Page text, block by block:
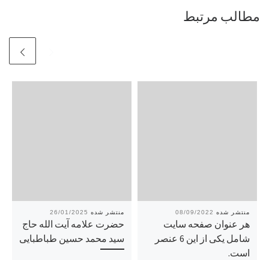
مطالب مرتبط
26/01/2025
حضرت علامه آیت الله حاج
سید محمد حسین طباطبایی
08/09/2022
هر عنوان صفحه سایت
شامل یکی از این 6 عنصر
است.